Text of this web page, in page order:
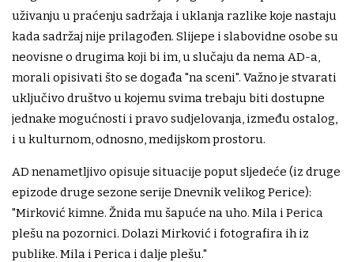
uživanju u praćenju sadržaja i uklanja razlike koje nastaju
kada sadržaj nije prilagođen. Slijepe i slabovidne osobe su
neovisne o drugima koji bi im, u slučaju da nema AD-a,
morali opisivati što se događa "na sceni". Važno je stvarati
uključivo društvo u kojemu svima trebaju biti dostupne
jednake mogućnosti i pravo sudjelovanja, između ostalog,
i u kulturnom, odnosno, medijskom prostoru.
AD nenametljivo opisuje situacije poput sljedeće (iz druge
epizode druge sezone serije Dnevnik velikog Perice):
"Mirković kimne. Žnida mu šapuće na uho. Mila i Perica
plešu na pozornici. Dolazi Mirković i fotografira ih iz
publike. Mila i Perica i dalje plešu."